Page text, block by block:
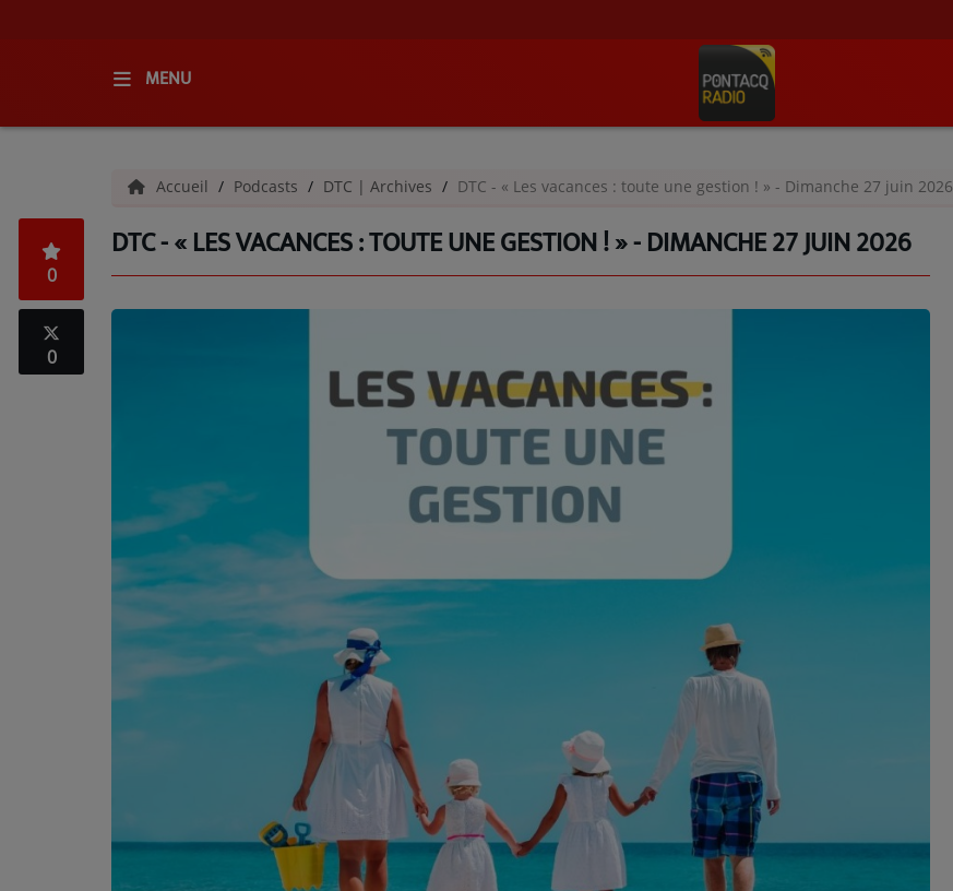
MENU
QUI SOMMES-NOUS ?
GRILLE DES PROGRAMMES
C'ÉTAIT QUOI CE TITRE ?
PODCASTS - SAISON 2026/2027
NOS PROGRAMMES COURTS
ARCHIVES - SAISONS PASSÉES
VOS ÉMISSIONS EN IMAGES
Accueil Podcasts DTC | Archives DTC - « Les vacances : toute une gestion ! » - Dimanche 27 juin 2026
DTC - « LES VACANCES : TOUTE UNE GESTION ! » - DIMANCHE 27 JUIN 2026
0
0